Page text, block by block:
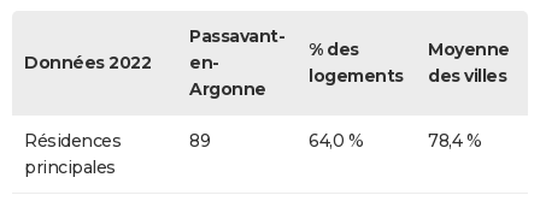
Données 2022
Passavant-
en-
Argonne
% des
logements
Moyenne
des villes
Résidences
principales
89 64,0 % 78,4 %